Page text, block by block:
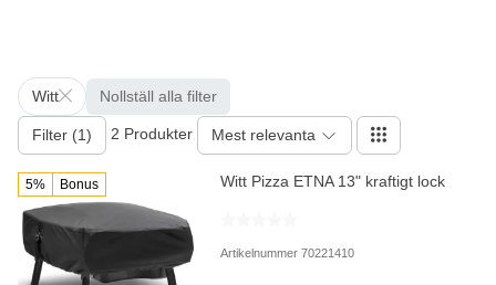
Witt Nollställ alla filter
Filter (1) 2 Produkter Mest relevanta
5% Bonus Witt Pizza ETNA 13" kraftigt lock
Artikelnummer 70221410